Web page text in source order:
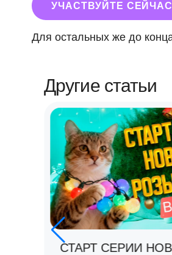
УЧАСТВУЙТЕ СЕЙЧАС
Для остальных же до
Другие статьи
СТАРТ СЕРИИ